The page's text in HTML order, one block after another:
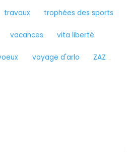
travaux trophées des sports
vacances vita liberté
voyage d'arlo ZAZ